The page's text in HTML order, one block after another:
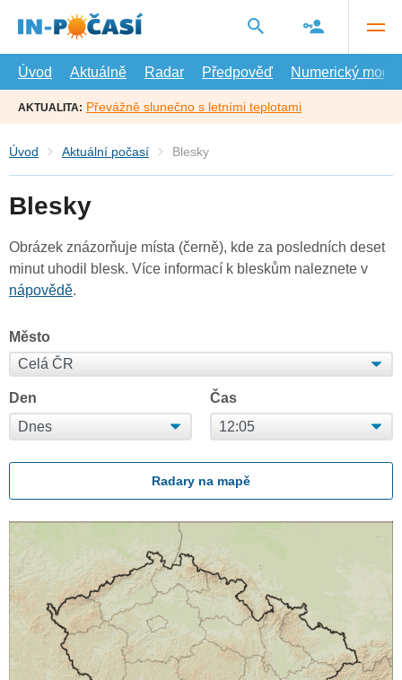
hlavní
Úvod
Aktuálně Radar Předpověď Numerický model
AKTUALITA: Převážně slunečno s letními teplotami
Úvod Aktuální počasí Blesky
Blesky
Obrázek znázorňuje místa (černě), kde za posledních deset
minut uhodil blesk. Více informací k bleskům naleznete v
nápovědě.
Město
Den Čas
Radary na mapě